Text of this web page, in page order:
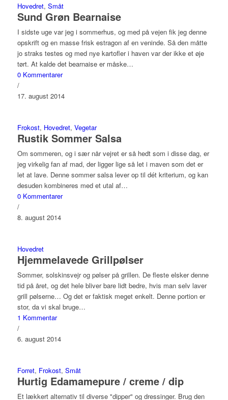
Hovedret, Småt
Sund Grøn Bearnaise
I sidste uge var jeg i sommerhus, og med på vejen fik jeg denne
opskrift og en masse frisk estragon af en veninde. Så den måtte
jo straks testes og med nye kartofler i haven var der ikke et øje
tørt. At kalde det bearnaise er måske…
0 Kommentarer
/
17. august 2014
Frokost, Hovedret, Vegetar
Rustik Sommer Salsa
Om sommeren, og i sær når vejret er så hedt som i disse dag, er
jeg virkelig fan af mad, der ligger lige så let i maven som det er
let at lave. Denne sommer salsa lever op til dét kriterium, og kan
desuden kombineres med et utal af…
0 Kommentarer
/
8. august 2014
Hovedret
Hjemmelavede Grillpølser
Sommer, solskinsvejr og pølser på grillen. De fleste elsker denne
tid på året, og det hele bliver bare lidt bedre, hvis man selv laver
grill pølserne… Og det er faktisk meget enkelt. Denne portion er
stor, da vi skal bruge…
1 Kommentar
/
6. august 2014
Forret, Frokost, Småt
Hurtig Edamamepure / creme / dip
Et lækkert alternativ til diverse "dipper" og dressinger. Brug den